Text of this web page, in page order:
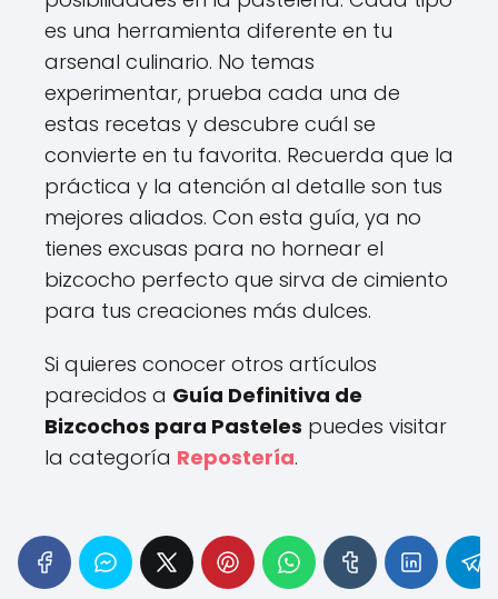
es una herramienta diferente en tu
arsenal culinario. No temas
experimentar, prueba cada una de
estas recetas y descubre cuál se
convierte en tu favorita. Recuerda que la
práctica y la atención al detalle son tus
mejores aliados. Con esta guía, ya no
tienes excusas para no hornear el
bizcocho perfecto que sirva de cimiento
para tus creaciones más dulces.
Si quieres conocer otros artículos
parecidos a Guía Definitiva de
Bizcochos para Pasteles puedes visitar
la categoría Repostería.